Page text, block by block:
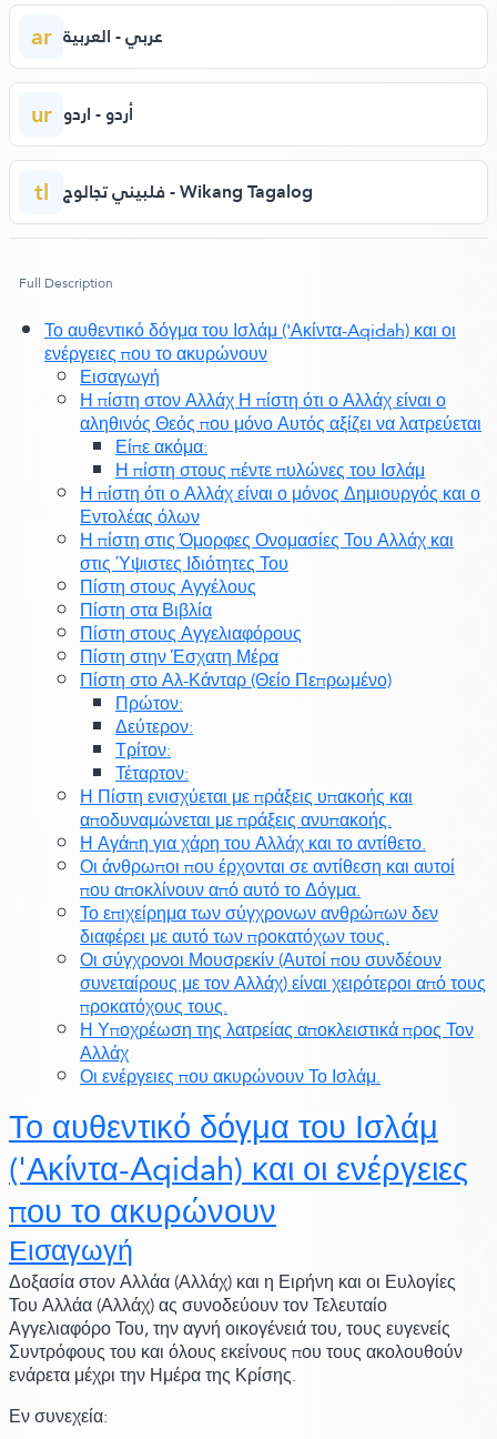
ar عربي - العربية
ur أردو - اردو
tl فلبيني تجالوج - Wikang Tagalog
Full Description
Το αυθεντικό δόγμα του Ισλάμ ('Ακίντα-Aqidah) και οι
ενέργειες που το ακυρώνουν
Εισαγωγή
Η πίστη στον Αλλάχ Η πίστη ότι ο Αλλάχ είναι ο
αληθινός Θεός που μόνο Αυτός αξίζει να λατρεύεται
Είπε ακόμα:
Η πίστη στους πέντε πυλώνες του Ισλάμ
Η πίστη ότι ο Αλλάχ είναι ο μόνος Δημιουργός και ο
Εντολέας όλων
Η πίστη στις Όμορφες Ονομασίες Του Αλλάχ και
στις Ύψιστες Ιδιότητες Του
Πίστη στους Αγγέλους
Πίστη στα Βιβλία
Πίστη στους Αγγελιαφόρους
Πίστη στην Έσχατη Μέρα
Πίστη στο Αλ-Κάνταρ (Θείο Πεπρωμένο)
Πρώτον:
Δεύτερον:
Τρίτον:
Τέταρτον:
Η Πίστη ενισχύεται με πράξεις υπακοής και
αποδυναμώνεται με πράξεις ανυπακοής.
Η Αγάπη για χάρη του Αλλάχ και το αντίθετο.
Οι άνθρωποι που έρχονται σε αντίθεση και αυτοί
που αποκλίνουν από αυτό το Δόγμα.
Το επιχείρημα των σύγχρονων ανθρώπων δεν
διαφέρει με αυτό των προκατόχων τους.
Οι σύγχρονοι Μουσρεκίν (Αυτοί που συνδέουν
συνεταίρους με τον Αλλάχ) είναι χειρότεροι από τους
προκατόχους τους.
Η Υποχρέωση της λατρείας αποκλειστικά προς Τον
Αλλάχ
Οι ενέργειες που ακυρώνουν Το Ισλάμ.
Το αυθεντικό δόγμα του Ισλάμ
('Ακίντα-Aqidah)και οι ενέργειες
που το ακυρώνουν
Εισαγωγή
Δοξασία στον Αλλάα(Αλλάχ)και η Ειρήνη και οι Ευλογίες
Του Αλλάα(Αλλάχ)ας συνοδεύουν τον Τελευταίο
Αγγελιαφόρο Του, την αγνή οικογένειά του, τους ευγενείς
Συντρόφους του και όλους εκείνους που τους ακολουθούν
ενάρετα μέχρι την Ημέρα της Κρίσης.
Εν συνεχεία: